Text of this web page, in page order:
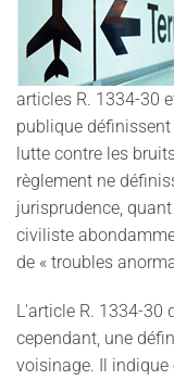
articles R. 1334-30
publique
lutte contre les
règlement ne
jurisprudence,
civiliste
de « troubles
L'article R. 1334-30
cependant, une
voisinage. Il indique